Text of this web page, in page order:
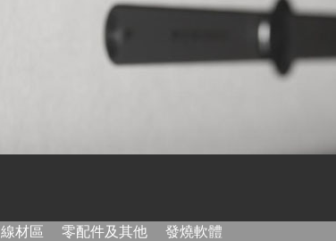
線材區 零配件及其他 發燒軟體